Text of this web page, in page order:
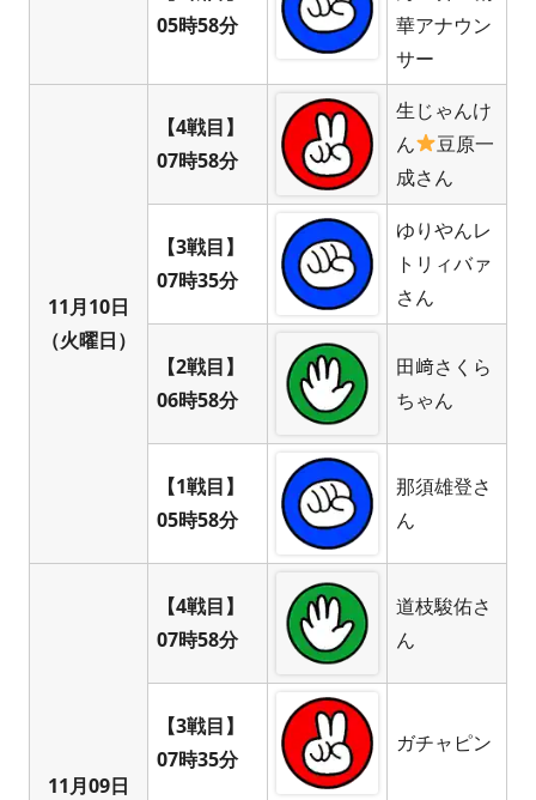
05時58分
華アナウン
サー
11月10日
（火曜日）
【4戦目】
07時58分
生じゃんけ
ん
豆原一
成さん
【3戦目】
07時35分
ゆりやんレ
トリィバァ
さん
【2戦目】
06時58分
田﨑さくら
ちゃん
【1戦目】
05時58分
那須雄登さ
ん
11月09日
【4戦目】
07時58分
道枝駿佑さ
ん
【3戦目】
07時35分
ガチャピン